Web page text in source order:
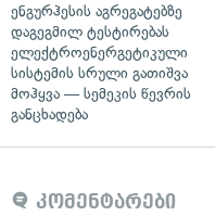
ენგურჰესის აგრეგატებზე
დაგეგმილ ტესტირებას
ელექტროენერგეტიკული
სისტემის სრული გათიშვა
მოჰყვა — სემეკის წევრის
განცხადება
კომენტარები